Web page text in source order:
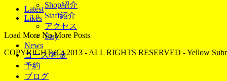
Shop紹介
Staff紹介
アクセス
Stay
News
コース/料金
予約
ブログ
Latest
Likes
Load More No More Posts
COPYRIGHT (C) 2013 - ALL RIGHTS RESERVED - Yellow